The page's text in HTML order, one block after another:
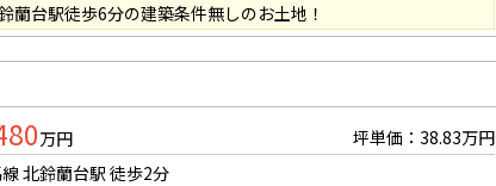
蘭台駅徒歩6分の建築条件無しのお土地！
万円
坪単価：38.83万円
北鈴蘭台駅 徒歩2分